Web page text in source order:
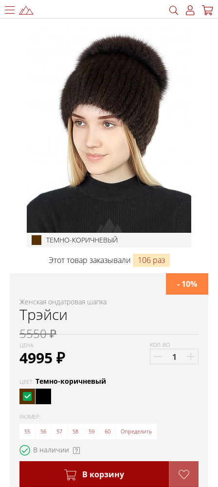
ТЕМНО-КОРИЧНЕВЫЙ
Этот товар заказывали 106 раз
Женская ондатровая шапка
Трэйси
5550 ₽
ЦЕНА
4995 ₽
- 10%
КОЛ-ВО
ЦВЕТ: Темно-коричневый
РАЗМЕР:
55
56 57 58 59 60 Определить
В наличии
В корзину